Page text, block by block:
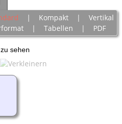
| Kompakt| Vertikal
| Tabellen | PDF
sehen